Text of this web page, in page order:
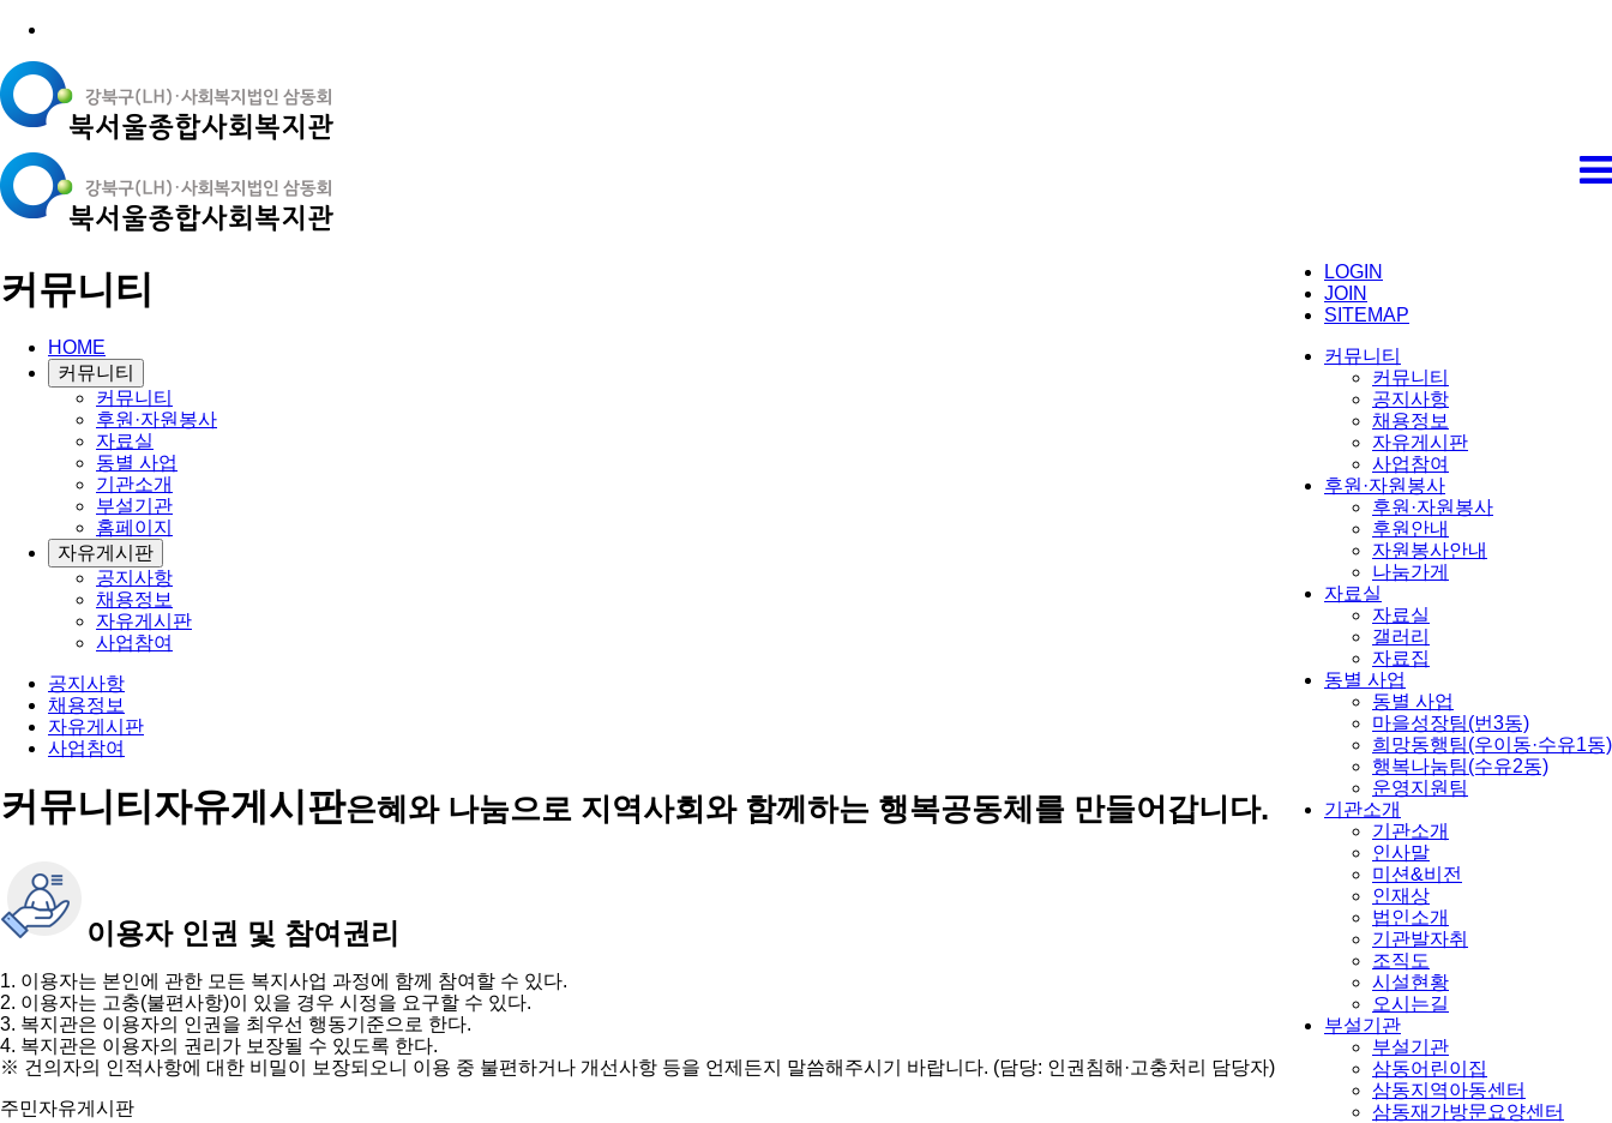
LOGIN
JOIN
SITEMAP
커뮤니티
커뮤니티
공지사항
채용정보
자유게시판
사업참여
후원·자원봉사
후원·자원봉사
후원안내
자원봉사안내
나눔가게
자료실
자료실
갤러리
자료집
동별 사업
동별 사업
마을성장팀(번3동)
희망동행팀(우이동·수유1동)
행복나눔팀(수유2동)
운영지원팀
기관소개
기관소개
인사말
미션&비전
인재상
법인소개
기관발자취
조직도
시설현황
오시는길
부설기관
부설기관
삼동어린이집
삼동지역아동센터
삼동재가방문요양센터
커뮤니티
HOME
커뮤니티
커뮤니티
후원·자원봉사
자료실
동별 사업
기관소개
부설기관
홈페이지
자유게시판
공지사항
채용정보
자유게시판
사업참여
공지사항
채용정보
자유게시판
사업참여
커뮤니티자유게시판은혜와 나눔으로 지역사회와 함께하는 행복공동체를 만들어갑니다.
이용자 인권 및 참여권리
1. 이용자는 본인에 관한 모든 복지사업 과정에 함께 참여할 수 있다.
2. 이용자는 고충(불편사항)이 있을 경우 시정을 요구할 수 있다.
3. 복지관은 이용자의 인권을 최우선 행동기준으로 한다.
4. 복지관은 이용자의 권리가 보장될 수 있도록 한다.
※ 건의자의 인적사항에 대한 비밀이 보장되오니 이용 중 불편하거나 개선사항 등을 언제든지 말씀해주시기 바랍니다. (담당: 인권침해·고충처리 담당자)
주민자유게시판